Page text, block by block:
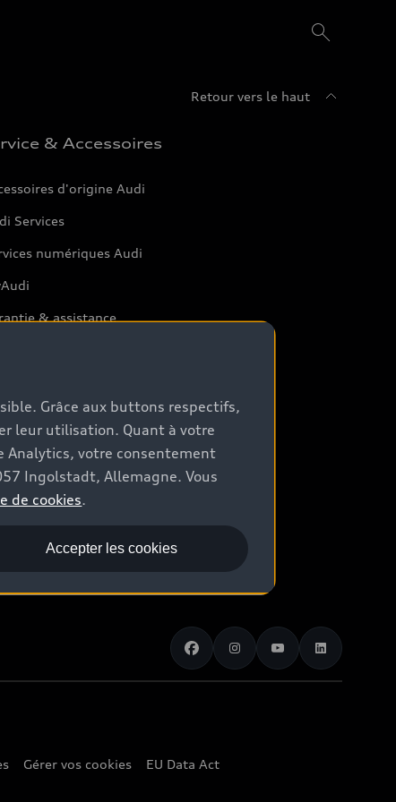
Retour vers le haut
& Accessoires
d'origine Audi
Services
numériques Audi
& assistance
Gérer vos cookies EU Data Act
Grâce aux buttons respectifs,
leur utilisation. Quant à votre
Analytics, votre consentement
Ingolstadt, Allemagne. Vous
de cookies.
Accepter les cookies